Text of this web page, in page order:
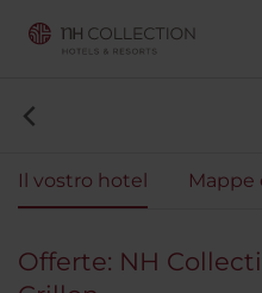
Il vostro hotel Mappe
Offerte: NH